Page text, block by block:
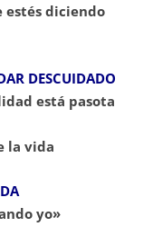
estés diciendo
DESCUIDADO
está pasota
la vida
yo»